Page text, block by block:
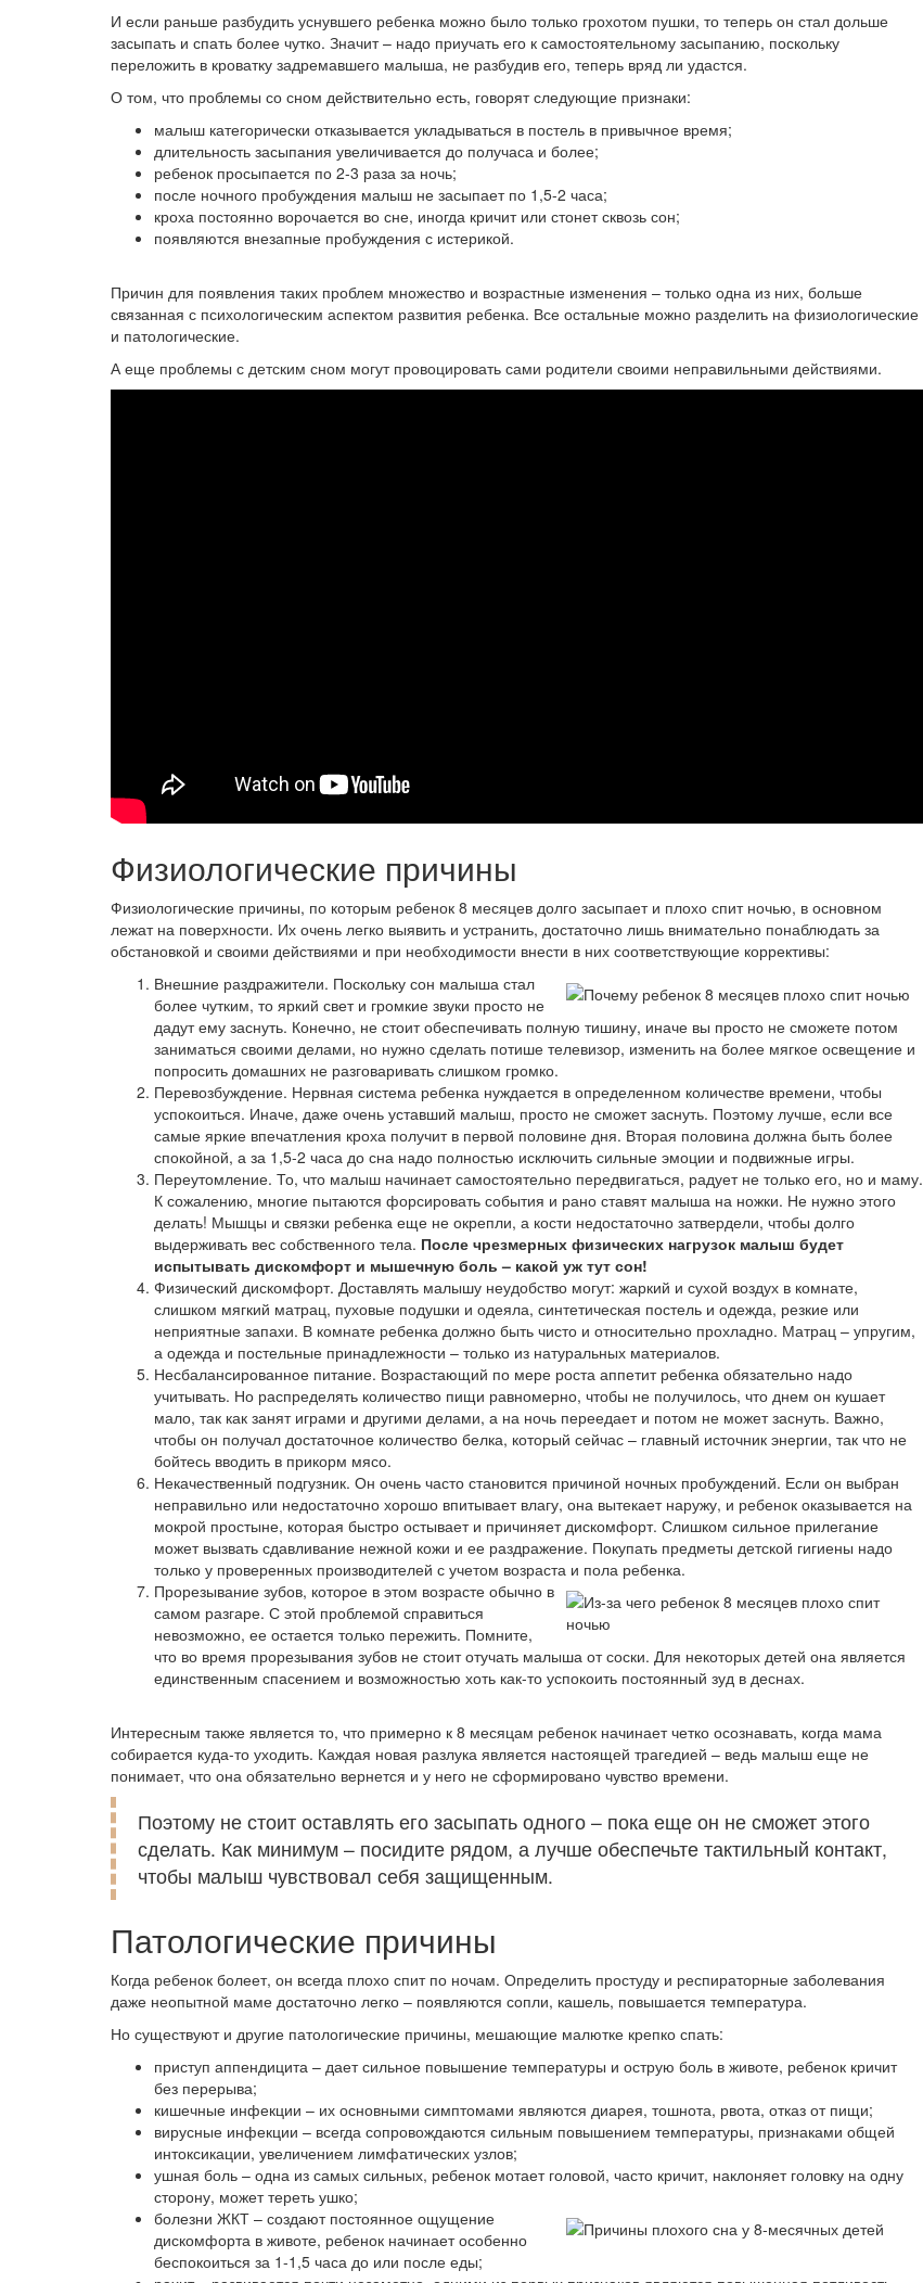
И если раньше разбудить уснувшего ребенка можно было только грохотом пушки, то теперь он стал дольше
засыпать и спать более чутко. Значит – надо приучать его к самостоятельному засыпанию, поскольку
переложить в кроватку задремавшего малыша, не разбудив его, теперь вряд ли удастся.
О том, что проблемы со сном действительно есть, говорят следующие признаки:
малыш категорически отказывается укладываться в постель в привычное время;
длительность засыпания увеличивается до получаса и более;
ребенок просыпается по 2-3 раза за ночь;
после ночного пробуждения малыш не засыпает по 1,5-2 часа;
кроха постоянно ворочается во сне, иногда кричит или стонет сквозь сон;
появляются внезапные пробуждения с истерикой.
Причин для появления таких проблем множество и возрастные изменения – только одна из них, больше
связанная с психологическим аспектом развития ребенка. Все остальные можно разделить на физиологические
и патологические.
А еще проблемы с детским сном могут провоцировать сами родители своими неправильными действиями.
Физиологические причины
Физиологические причины, по которым ребенок 8 месяцев долго засыпает и плохо спит ночью, в основном
лежат на поверхности. Их очень легко выявить и устранить, достаточно лишь внимательно понаблюдать за
обстановкой и своими действиями и при необходимости внести в них соответствующие коррективы:
Внешние раздражители. Поскольку сон малыша стал
более чутким, то яркий свет и громкие звуки просто не
дадут ему заснуть. Конечно, не стоит обеспечивать полную тишину, иначе вы просто не сможете потом
заниматься своими делами, но нужно сделать потише телевизор, изменить на более мягкое освещение и
попросить домашних не разговаривать слишком громко.
Перевозбуждение. Нервная система ребенка нуждается в определенном количестве времени, чтобы
успокоиться. Иначе, даже очень уставший малыш, просто не сможет заснуть. Поэтому лучше, если все
самые яркие впечатления кроха получит в первой половине дня. Вторая половина должна быть более
спокойной, а за 1,5-2 часа до сна надо полностью исключить сильные эмоции и подвижные игры.
Переутомление. То, что малыш начинает самостоятельно передвигаться, радует не только его, но и маму.
К сожалению, многие пытаются форсировать события и рано ставят малыша на ножки. Не нужно этого
делать! Мышцы и связки ребенка еще не окрепли, а кости недостаточно затвердели, чтобы долго
выдерживать вес собственного тела. После чрезмерных физических нагрузок малыш будет
испытывать дискомфорт и мышечную боль – какой уж тут сон!
Физический дискомфорт. Доставлять малышу неудобство могут: жаркий и сухой воздух в комнате,
слишком мягкий матрац, пуховые подушки и одеяла, синтетическая постель и одежда, резкие или
неприятные запахи. В комнате ребенка должно быть чисто и относительно прохладно. Матрац – упругим,
а одежда и постельные принадлежности – только из натуральных материалов.
Несбалансированное питание. Возрастающий по мере роста аппетит ребенка обязательно надо
учитывать. Но распределять количество пищи равномерно, чтобы не получилось, что днем он кушает
мало, так как занят играми и другими делами, а на ночь переедает и потом не может заснуть. Важно,
чтобы он получал достаточное количество белка, который сейчас – главный источник энергии, так что не
бойтесь вводить в прикорм мясо.
Некачественный подгузник. Он очень часто становится причиной ночных пробуждений. Если он выбран
неправильно или недостаточно хорошо впитывает влагу, она вытекает наружу, и ребенок оказывается на
мокрой простыне, которая быстро остывает и причиняет дискомфорт. Слишком сильное прилегание
может вызвать сдавливание нежной кожи и ее раздражение. Покупать предметы детской гигиены надо
только у проверенных производителей с учетом возраста и пола ребенка.
Прорезывание зубов, которое в этом возрасте обычно в
самом разгаре. С этой проблемой справиться
невозможно, ее остается только пережить. Помните,
что во время прорезывания зубов не стоит отучать малыша от соски. Для некоторых детей она является
единственным спасением и возможностью хоть как-то успокоить постоянный зуд в деснах.
Интересным также является то, что примерно к 8 месяцам ребенок начинает четко осознавать, когда мама
собирается куда-то уходить. Каждая новая разлука является настоящей трагедией – ведь малыш еще не
понимает, что она обязательно вернется и у него не сформировано чувство времени.
Поэтому не стоит оставлять его засыпать одного – пока еще он не сможет этого
сделать. Как минимум – посидите рядом, а лучше обеспечьте тактильный контакт,
чтобы малыш чувствовал себя защищенным.
Патологические причины
Когда ребенок болеет, он всегда плохо спит по ночам. Определить простуду и респираторные заболевания
даже неопытной маме достаточно легко – появляются сопли, кашель, повышается температура.
Но существуют и другие патологические причины, мешающие малютке крепко спать:
приступ аппендицита – дает сильное повышение температуры и острую боль в животе, ребенок кричит
без перерыва;
кишечные инфекции – их основными симптомами являются диарея, тошнота, рвота, отказ от пищи;
вирусные инфекции – всегда сопровождаются сильным повышением температуры, признаками общей
интоксикации, увеличением лимфатических узлов;
ушная боль – одна из самых сильных, ребенок мотает головой, часто кричит, наклоняет головку на одну
сторону, может тереть ушко;
болезни ЖКТ – создают постоянное ощущение
дискомфорта в животе, ребенок начинает особенно
беспокоиться за 1-1,5 часа до или после еды;